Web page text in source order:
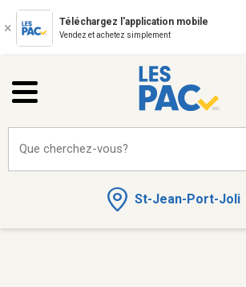
Téléchargez l'application mobile
Vendez et achetez simplement
St-Jean-Port-Joli
Que cherchez-vous?